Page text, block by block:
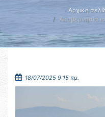
Αρχική
Ακυβερνησία
18/07/2025 9:15 πμ.